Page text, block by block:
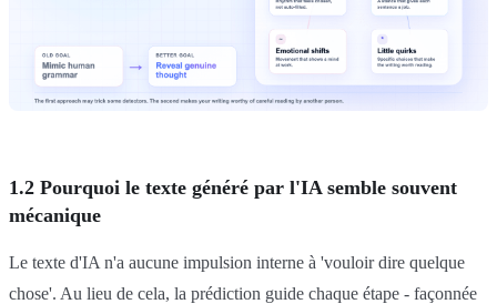
1.2 Pourquoi le texte généré par l'IA semble souvent
mécanique
Le texte d'IA n'a aucune impulsion interne à 'vouloir dire quelque
chose'. Au lieu de cela, la prédiction guide chaque étape - façonnée